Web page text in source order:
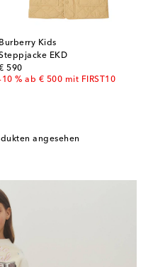
Burberry Kids
EKD
590
price
10 % ab € 500 mit FIRST10
angesehen